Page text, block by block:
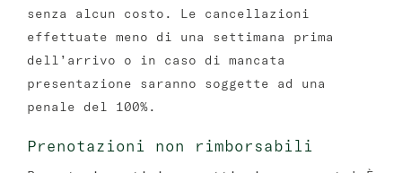
senza alcun costo. Le cancellazioni
effettuate meno di una settimana prima
dell’arrivo o in caso di mancata
presentazione saranno soggette ad una
penale del 100%.
Prenotazioni non rimborsabili